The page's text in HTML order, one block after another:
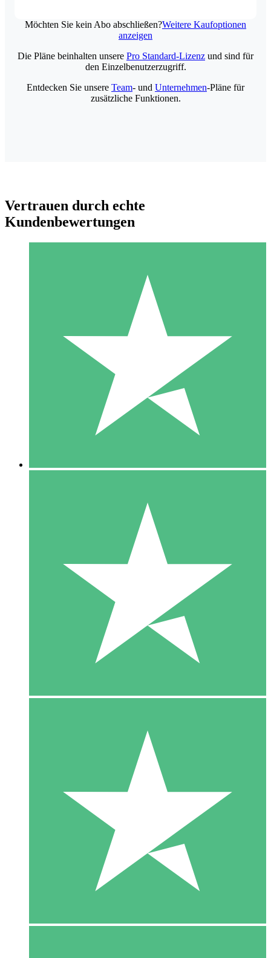
Möchten Sie kein Abo abschließen?Weitere Kaufoptionen
anzeigen
Individuelle Credit-Pakete
Zahlen Sie nach Bedarf mit Download-Credits. Keine
monatliche Verpflichtung erforderlich.
10 00
10 Downloads
20 00
Die Pläne beinhalten unsere Pro Standard-Lizenz und sind für
den Einzelbenutzerzugriff.
Entdecken Sie unsere Team- und Unternehmen-Pläne für
zusätzliche Funktionen.
Vertrauen durch echte
Kundenbewertungen